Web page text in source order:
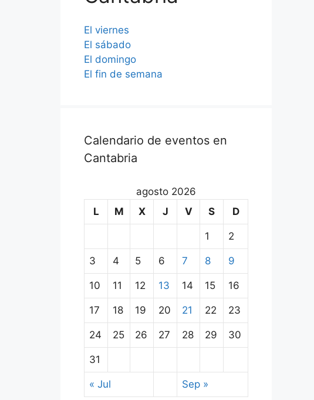
El viernes
El sábado
El domingo
El fin de semana
Calendario de eventos en
Cantabria
agosto 2026
L
M X J V S D
1 2
3 4 5 6 7 8 9
10 11 12 13 14 15 16
17 18 19 20 21 22 23
24 25 26 27 28 29 30
31
« Jul Sep »